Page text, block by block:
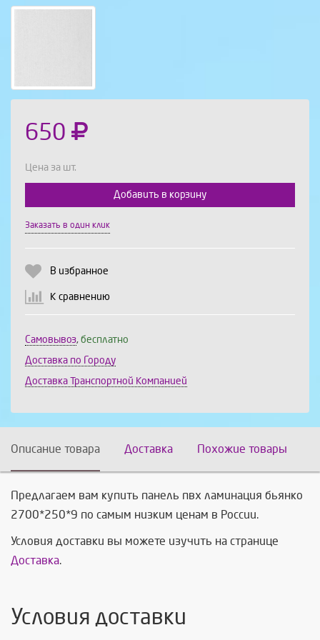
650
Цена за шт.
Добавить в корзину
Заказать в один клик
В избранное
К сравнению
Самовывоз, бесплатно
Доставка по Городу
Доставка Транспортной Компанией
Описание товара Доставка Похожие товары
Предлагаем вам купить панель пвх ламинация бьянко
2700*250*9 по самым низким ценам в России.
Условия доставки вы можете изучить на странице
Доставка.
Условия доставки